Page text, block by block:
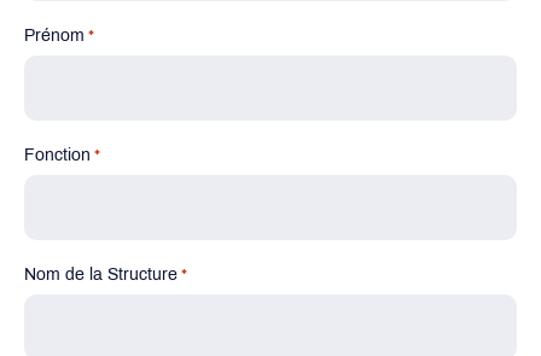
Prénom *
Fonction *
Nom de la Structure *